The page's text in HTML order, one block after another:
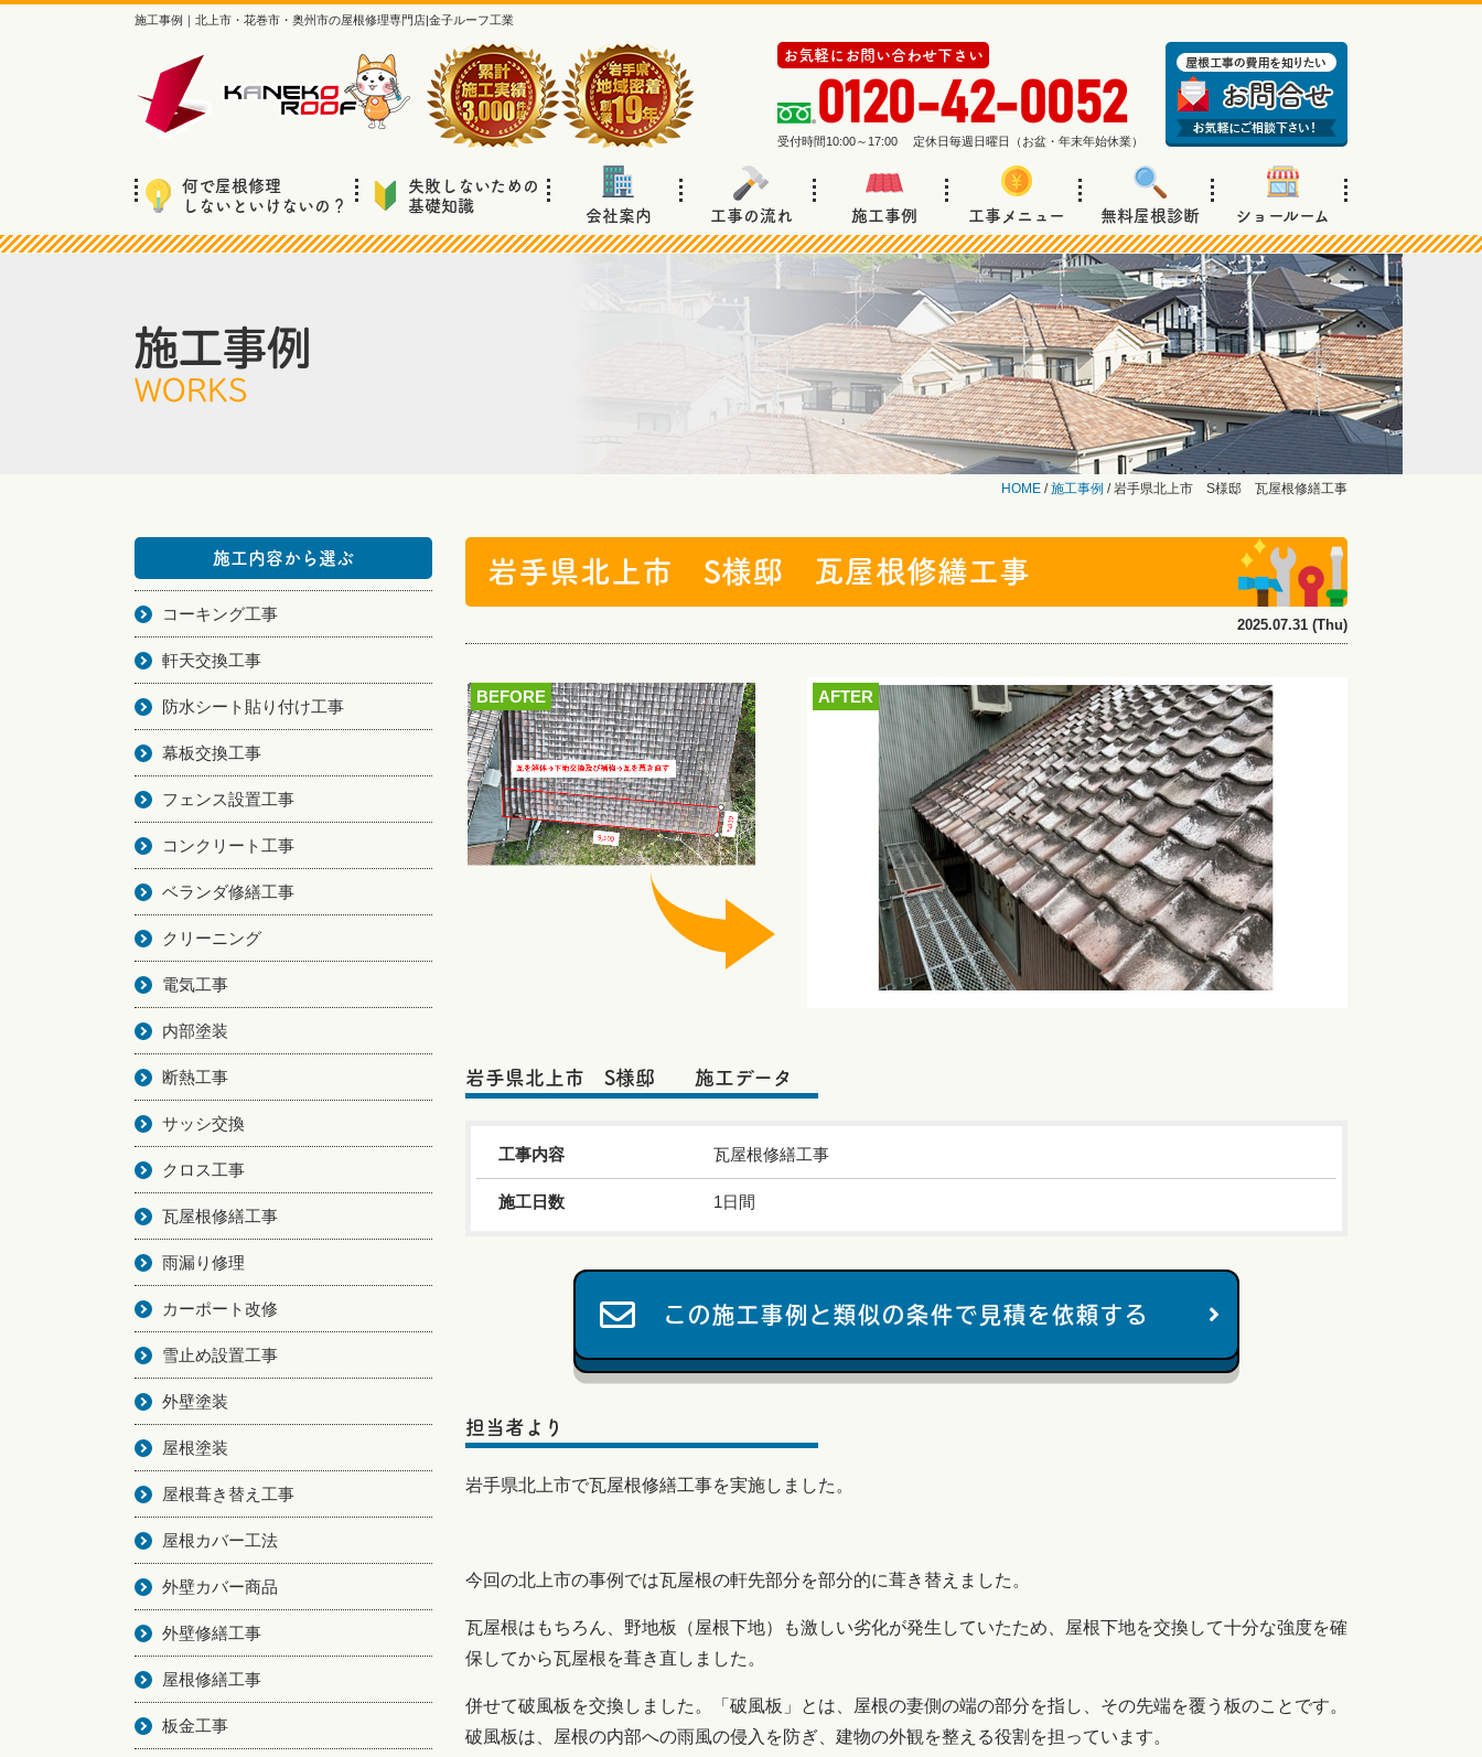
施工事例｜北上市・花巻市・奥州市の屋根修理専門店|金子ルーフ工業
お気軽にお問い合わせ下さい
0120-42-0052
受付時間10:00～17:00 定休日毎週日曜日（お盆・年末年始休業）
何で屋根修理
しないといけないの？
失敗しないための
基礎知識
会社案内 工事の流れ 施工事例 工事メニュー 無料屋根診断 ショールーム
施工事例
WORKS
HOME /施工事例 /岩手県北上市 S様邸 瓦屋根修繕工事
岩手県北上市 S様邸 瓦屋根修繕工事
2025.07.31 (Thu)
BEFORE AFTER
岩手県北上市 S様邸 施工データ
工事内容 瓦屋根修繕工事
施工日数 1日間
この施工事例と類似の条件で見積を依頼する
担当者より
岩手県北上市で瓦屋根修繕工事を実施しました。
今回の北上市の事例では瓦屋根の軒先部分を部分的に葺き替えました。
瓦屋根はもちろん、野地板（屋根下地）も激しい劣化が発生していたため、屋根下地を交換して十分な強度を確
保してから瓦屋根を葺き直しました。
併せて破風板を交換しました。「破風板」とは、屋根の妻側の端の部分を指し、その先端を覆う板のことです。
破風板は、屋根の内部への雨風の侵入を防ぎ、建物の外観を整える役割を担っています。
施工内容から選ぶ
コーキング工事
軒天交換工事
防水シート貼り付け工事
幕板交換工事
フェンス設置工事
コンクリート工事
ベランダ修繕工事
クリーニング
電気工事
内部塗装
断熱工事
サッシ交換
クロス工事
瓦屋根修繕工事
雨漏り修理
カーポート改修
雪止め設置工事
外壁塗装
屋根塗装
屋根葺き替え工事
屋根カバー工法
外壁カバー商品
外壁修繕工事
屋根修繕工事
板金工事